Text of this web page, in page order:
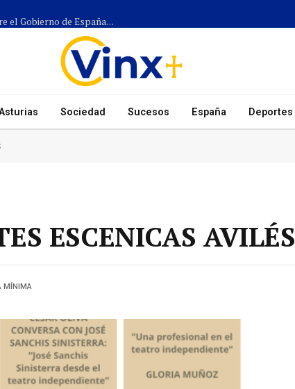
Más de 1.300 efectivos participarán en el dispositivo coordinado entre el Gobierno de España, el Principado de Asturias y los ayuntamientos para el eclipse del 12 de agosto
Sociedad Sucesos España Deportes
ESCENICAS AVILÉS
MÍNIMA